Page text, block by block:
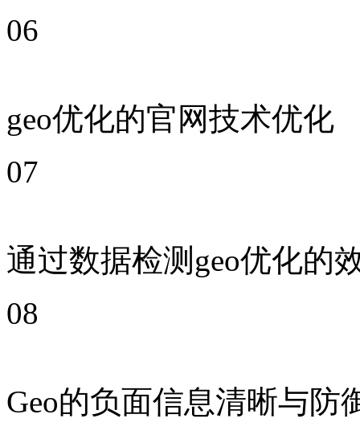
06
geo优化的官网技术优化
07
通过数据检测geo优化的
08
Geo的负面信息清晰与防